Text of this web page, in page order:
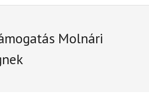
Molnári